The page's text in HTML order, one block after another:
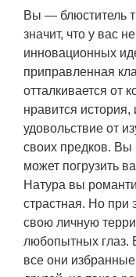
Вы — блюститель
значит, что у вас
инновационных
приправленная
отталкивается от
нравится
удовольствие от
своих предков. Вы
может погрузить
Натура вы
страстная. Но при
свою личную
любопытных глаз.
все они